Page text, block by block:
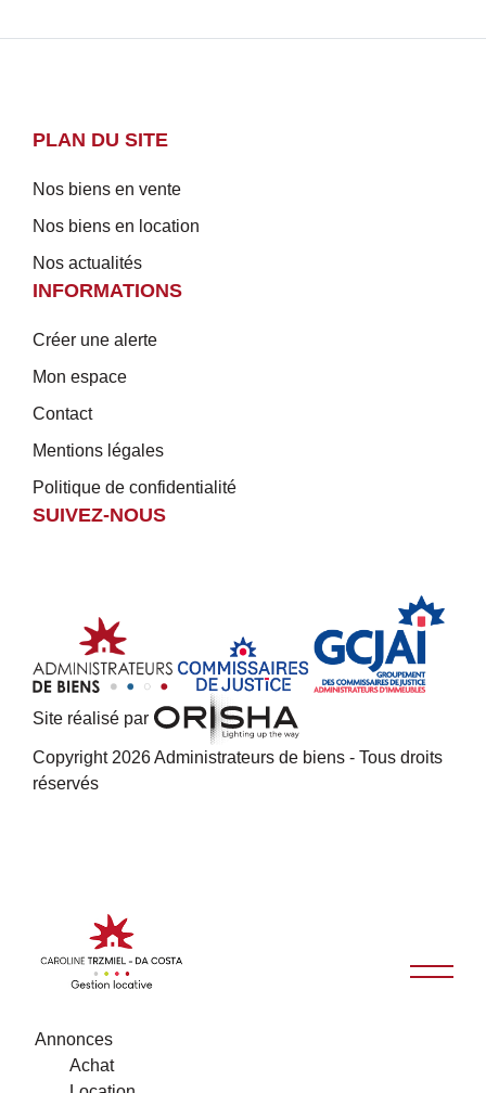
PLAN DU SITE
Nos biens en vente
Nos biens en location
Nos actualités
INFORMATIONS
Créer une alerte
Mon espace
Contact
Mentions légales
Politique de confidentialité
SUIVEZ-NOUS
Site réalisé par
Copyright 2026 Administrateurs de biens - Tous droits
réservés
Annonces
Achat